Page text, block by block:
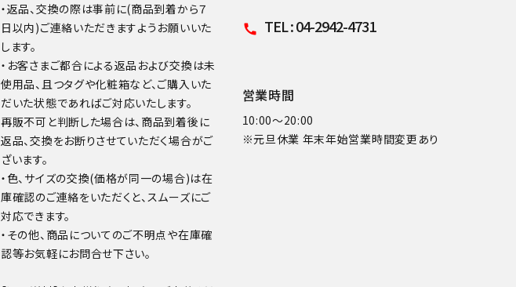
・返品、交換の際は事前に(商品到着から７
日以内)ご連絡いただきますようお願いいた
します。
・お客さまご都合による返品および交換は未
使用品、且つタグや化粧箱など、ご購入いた
だいた状態であればご対応いたします。
再販不可と判断した場合は、商品到着後に
返品、交換をお断りさせていただく場合がご
ざいます。
・色、サイズの交換(価格が同一の場合)は在
庫確認のご連絡をいただくと、スムーズにご
対応できます。
・その他、商品についてのご不明点や在庫確
認等お気軽にお問合せ下さい。
call TEL : 04-2942-4731
営業時間
10:00～20:00
※元旦休業 年末年始営業時間変更あり